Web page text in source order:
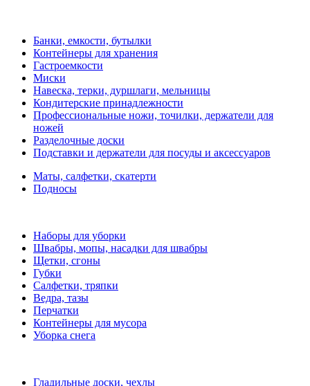
Банки, емкости, бутылки
Контейнеры для хранения
Гастроемкости
Миски
Навеска, терки, дуршлаги, мельницы
Кондитерские принадлежности
Профессиональные ножи, точилки, держатели для
ножей
Разделочные доски
Подставки и держатели для посуды и аксессуаров
Маты, салфетки, скатерти
Подносы
Наборы для уборки
Швабры, мопы, насадки для швабры
Щетки, сгоны
Губки
Салфетки, тряпки
Ведра, тазы
Перчатки
Контейнеры для мусора
Уборка снега
Гладильные доски, чехлы